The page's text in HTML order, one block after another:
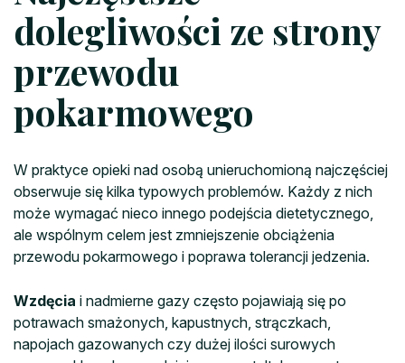
dolegliwości ze strony
przewodu
pokarmowego
W praktyce opieki nad osobą unieruchomioną najczęściej
obserwuje się kilka typowych problemów. Każdy z nich
może wymagać nieco innego podejścia dietetycznego,
ale wspólnym celem jest zmniejszenie obciążenia
przewodu pokarmowego i poprawa tolerancji jedzenia.
Wzdęcia i nadmierne gazy często pojawiają się po
potrawach smażonych, kapustnych, strączkach,
napojach gazowanych czy dużej ilości surowych